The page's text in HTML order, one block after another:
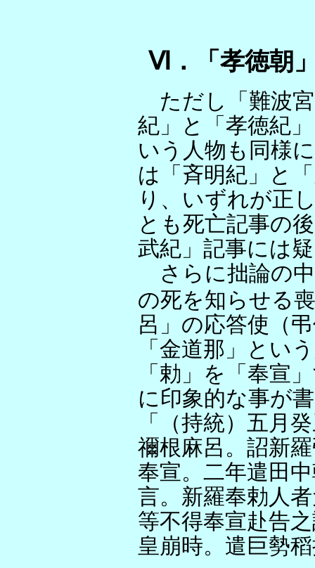
Ⅵ．「孝徳朝
ただし「難波
紀」と「孝徳紀
いう人物も同様
は「斉明紀」と
り、いずれが正
とも死亡記事の
武紀」記事には
さらに拙論の
の死を知らせる
呂」の応答使（
「金道那」とい
「勅」を「奉宣
に印象的な事が
「（持統）五月
禰根麻呂。詔新
奉宣。二年遣田
言。新羅奉勅人
等不得奉宣赴告
皇崩時。遣巨勢